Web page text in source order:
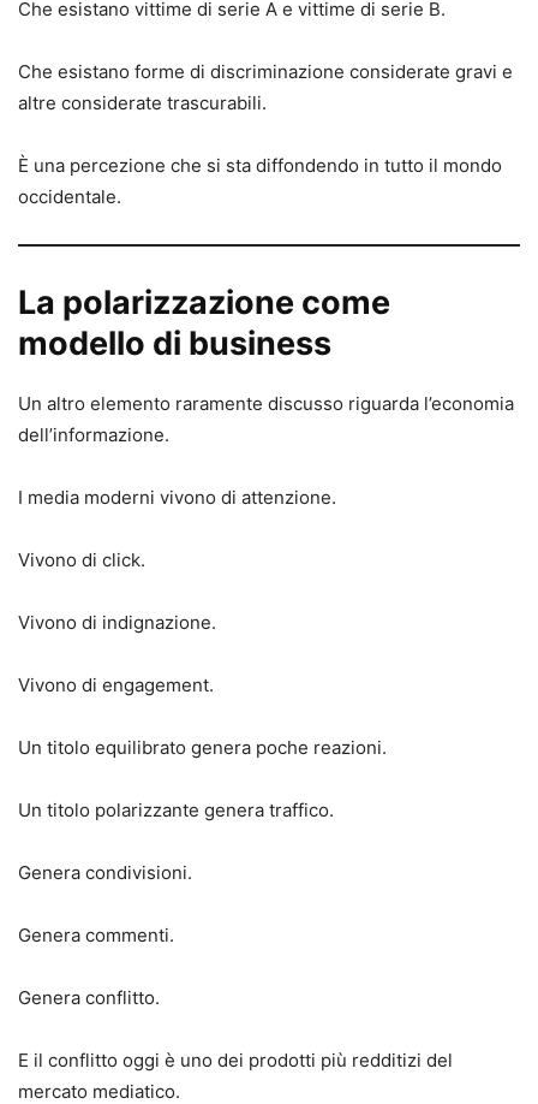
Che esistano vittime di serie A e vittime di serie B.
Che esistano forme di discriminazione considerate gravi e
altre considerate trascurabili.
È una percezione che si sta diffondendo in tutto il mondo
occidentale.
La polarizzazione come
modello di business
Un altro elemento raramente discusso riguarda l’economia
dell’informazione.
I media moderni vivono di attenzione.
Vivono di click.
Vivono di indignazione.
Vivono di engagement.
Un titolo equilibrato genera poche reazioni.
Un titolo polarizzante genera traffico.
Genera condivisioni.
Genera commenti.
Genera conflitto.
E il conflitto oggi è uno dei prodotti più redditizi del
mercato mediatico.